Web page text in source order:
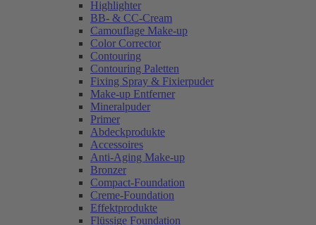
Highlighter
BB- & CC-Cream
Camouflage Make-up
Color Corrector
Contouring
Contouring Paletten
Fixing Spray & Fixierpuder
Make-up Entferner
Mineralpuder
Primer
Abdeckprodukte
Accessoires
Anti-Aging Make-up
Bronzer
Compact-Foundation
Creme-Foundation
Effektprodukte
Flüssige Foundation